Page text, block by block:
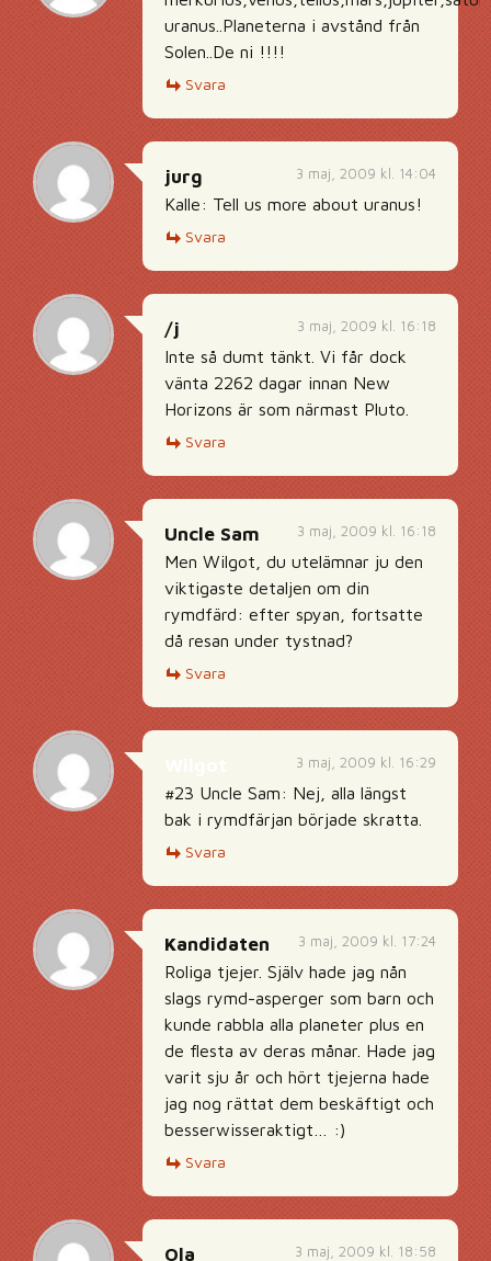
uranus..Planeterna i avstånd från
Solen..De ni !!!!
Svara
3 maj, 2009 kl. 14:04
jurg
Kalle: Tell us more about uranus!
Svara
3 maj, 2009 kl. 16:18
/j
Inte så dumt tänkt. Vi får dock
vänta 2262 dagar innan New
Horizons är som närmast Pluto.
Svara
3 maj, 2009 kl. 16:18
Uncle Sam
Men Wilgot, du utelämnar ju den
viktigaste detaljen om din
rymdfärd: efter spyan, fortsatte
då resan under tystnad?
Svara
3 maj, 2009 kl. 16:29
#23 Uncle Sam: Nej, alla längst
bak i rymdfärjan började skratta.
Svara
3 maj, 2009 kl. 17:24
Kandidaten
Roliga tjejer. Själv hade jag nån
slags rymd-asperger som barn och
kunde rabbla alla planeter plus en
de flesta av deras månar. Hade jag
varit sju år och hört tjejerna hade
jag nog rättat dem beskäftigt och
besserwisseraktigt… :)
Svara
3 maj, 2009 kl. 18:58
Ola